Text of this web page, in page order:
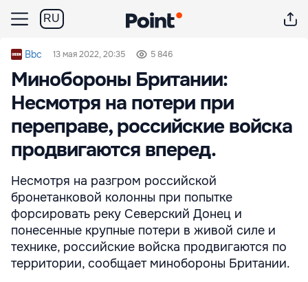
RU
Bbc 13 мая 2022, 20:35 5 846
Минобороны Британии:
Несмотря на потери при
переправе, российские войска
продвигаются вперед.
Несмотря на разгром российской
бронетанковой колонны при попытке
форсировать реку Северский Донец и
понесенные крупные потери в живой силе и
технике, российские войска продвигаются по
территории, сообщает минобороны Британии.